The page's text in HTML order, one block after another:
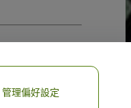
管理偏好設定